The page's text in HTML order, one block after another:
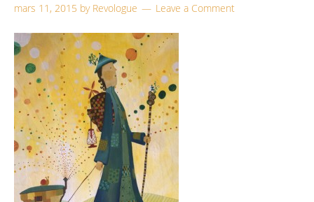
mars 11, 2015 by Revologue Leave a Comment